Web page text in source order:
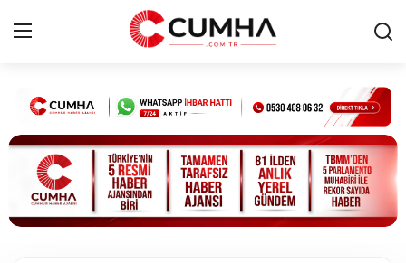
Kurumsal
Cumhurbaşkanlığı
Bakanlıklar